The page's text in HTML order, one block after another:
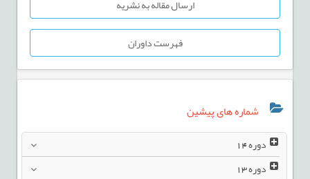
ارسال مقاله به نشریه
فهرست داوران
شماره های پیشین
دوره14
دوره13